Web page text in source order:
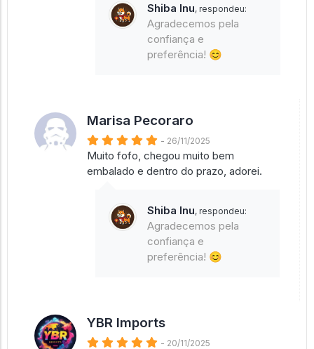
Shiba Inu, respondeu:
Agradecemos pela
confiança e
preferência! 😊
Marisa Pecoraro
- 26/11/2025
Muito fofo, chegou muito bem
embalado e dentro do prazo, adorei.
Shiba Inu, respondeu:
Agradecemos pela
confiança e
preferência! 😊
YBR Imports
- 20/11/2025